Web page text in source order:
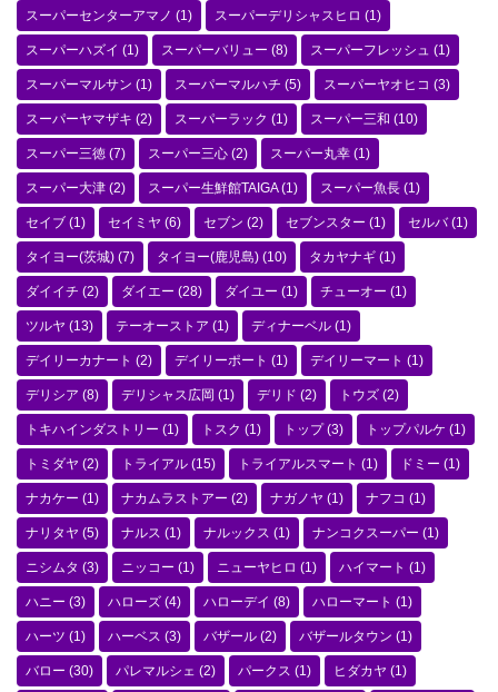
スーパーセンターアマノ (1) スーパーデリシャスヒロ (1)
スーパーハズイ (1) スーパーバリュー (8) スーパーフレッシュ (1)
スーパーマルサン (1) スーパーマルハチ (5) スーパーヤオヒコ (3)
スーパーヤマザキ (2) スーパーラック (1) スーパー三和 (10)
スーパー三徳 (7) スーパー三心 (2) スーパー丸幸 (1)
スーパー大津 (2) スーパー生鮮館TAIGA(1) スーパー魚長 (1)
セイブ (1) セイミヤ (6) セブン (2) セブンスター (1) セルバ(1)
タイヨー(茨城) (7) タイヨー(鹿児島) (10) タカヤナギ (1)
ダイイチ (2) ダイエー (28) ダイユー (1) チューオー (1)
ツルヤ (13) テーオーストア (1) ディナーベル (1)
デイリーカナート (2) デイリーポート (1) デイリーマート (1)
デリシア (8) デリシャス広岡 (1) デリド (2) トウズ (2)
トキハインダストリー (1) トスク (1) トップ(3) トップパルケ (1)
トミダヤ (2) トライアル (15) トライアルスマート (1) ドミー (1)
ナカケー (1) ナカムラストアー (2) ナガノヤ (1) ナフコ (1)
ナリタヤ (5) ナルス (1) ナルックス (1) ナンコクスーパー (1)
ニシムタ (3) ニッコー (1) ニューヤヒロ (1) ハイマート (1)
ハニー (3) ハローズ (4) ハローデイ (8) ハローマート (1)
ハーツ (1) ハーベス (3) バザール (2) バザールタウン (1)
バロー (30) パレマルシェ (2) パークス (1) ヒダカヤ (1)